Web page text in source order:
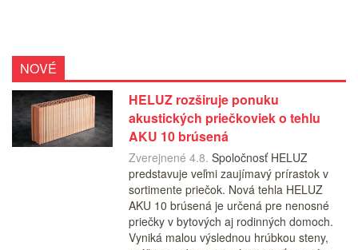
NOVÉ
HELUZ rozširuje ponuku
akustických priečkoviek o tehlu
AKU 10 brúsená
Zverejnené 4.8. Spoločnosť HELUZ
predstavuje veľmi zaujímavý prírastok v
sortimente priečok. Nová tehla HELUZ
AKU 10 brúsená je určená pre nenosné
priečky v bytových aj rodinných domoch.
Vyniká malou výslednou hrúbkou steny,